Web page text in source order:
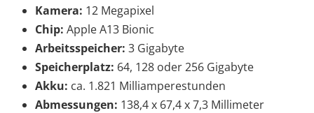
Kamera: 12 Megapixel
Chip: Apple A13 Bionic
Arbeitsspeicher: 3 Gigabyte
Speicherplatz: 64, 128 oder 256 Gigabyte
Akku: ca. 1.821 Milliamperestunden
Abmessungen: 138,4 x 67,4 x 7,3 Millimeter